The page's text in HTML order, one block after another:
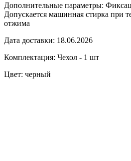
Дополнительные параметры:
Допускается машинная стирка при
отжима
Дата доставки: 18.06.2026
Комплектация: Чехол - 1 шт
Цвет: черный